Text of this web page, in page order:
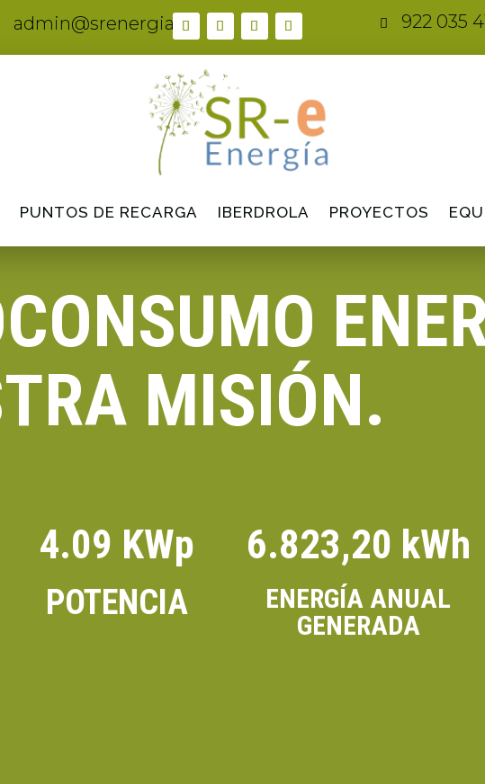
admin@srenergia.es  922 035
PUNTOS DE RECARGA IBERDROLA PROYECTOS
MISIÓN.
4.09 KWp
POTENCIA
6.823,20 kWh
ENERGÍA ANUAL
GENERADA